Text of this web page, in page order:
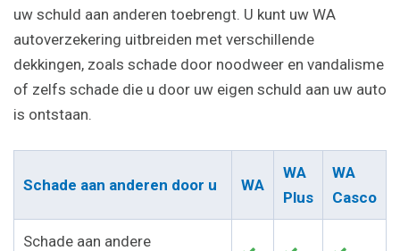
uw schuld aan anderen toebrengt. U kunt uw WA
autoverzekering uitbreiden met verschillende
dekkingen, zoals schade door noodweer en vandalisme
of zelfs schade die u door uw eigen schuld aan uw auto
is ontstaan.
Schade aan anderen door u WA
WA
Plus
WA
Casco
Schade aan andere